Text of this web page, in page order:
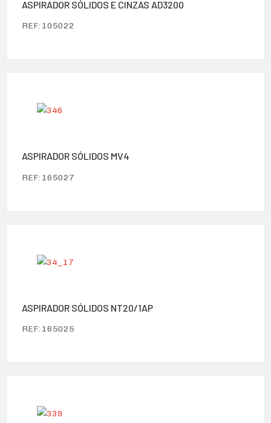
ASPIRADOR SÓLIDOS E CINZAS AD3200
REF: 105022
ASPIRADOR SÓLIDOS MV4
REF: 165027
ASPIRADOR SÓLIDOS NT20/1AP
REF: 165025